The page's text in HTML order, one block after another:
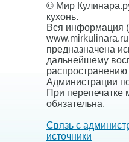
© Мир
кухонь.
Вся информация
предназначена
дальнейшему
Администрации
При перепечатке
обязательна.
Связь с
источники